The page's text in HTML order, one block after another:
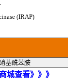
(IRAP)
基酰苯胺
城查看》》》